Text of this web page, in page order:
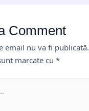
Comment
email nu va fi publicată.
marcate cu*